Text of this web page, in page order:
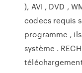
), AVI , DVD ,
codecs requis
programme ,
système .